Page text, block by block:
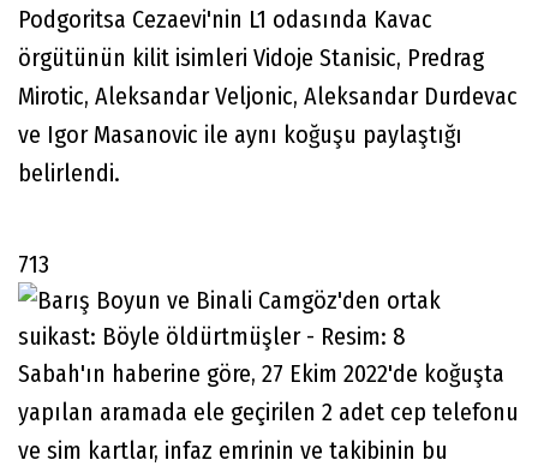
Podgoritsa Cezaevi'nin L1 odasında Kavac
örgütünün kilit isimleri Vidoje Stanisic, Predrag
Mirotic, Aleksandar Veljonic, Aleksandar Durdevac
ve Igor Masanovic ile aynı koğuşu paylaştığı
belirlendi.
713
Sabah'ın haberine göre, 27 Ekim 2022'de koğuşta
yapılan aramada ele geçirilen 2 adet cep telefonu
ve sim kartlar, infaz emrinin ve takibinin bu